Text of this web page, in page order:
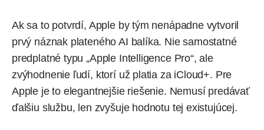
Ak sa to potvrdí, Apple by tým nenápadne vytvoril
prvý náznak plateného AI balíka. Nie samostatné
predplatné typu „Apple Intelligence Pro“, ale
zvýhodnenie ľudí, ktorí už platia za iCloud+. Pre
Apple je to elegantnejšie riešenie. Nemusí predávať
ďalšiu službu, len zvyšuje hodnotu tej existujúcej.